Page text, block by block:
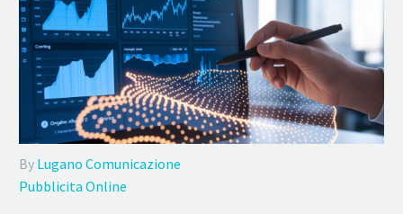
By Lugano Comunicazione
Pubblicita Online